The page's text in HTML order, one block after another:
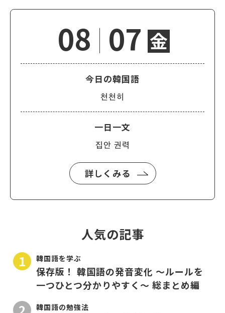
08 07 金
今日の韓国語
천천히
一日一文
집안 권력
詳しくみる
人気の記事
韓国語を学ぶ
保存版！ 韓国語の発音変化 〜ルールを
一つひとつ分かりやすく〜 総まとめ編
韓国語の勉強法